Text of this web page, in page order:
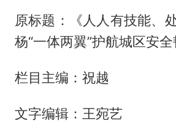
原标题：《人人有技能、
杨“一体两翼”护航城区安全
栏目主编：祝越
文字编辑：王宛艺